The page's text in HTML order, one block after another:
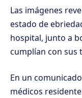
Las imágenes
estado de
hospital, junto a
cumplían con sus
En un
médicos